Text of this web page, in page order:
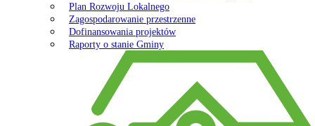
Plan Rozwoju Lokalnego
Zagospodarowanie przestrzenne
Dofinansowania projektów
Raporty o stanie Gminy